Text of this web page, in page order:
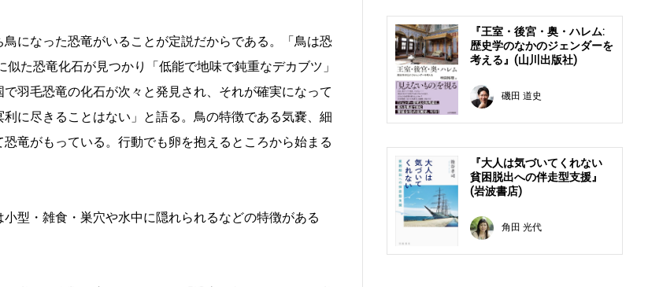
になった恐竜がいることが定説だからである。「鳥は恐
た恐竜化石が見つかり「低能で地味で鈍重なデカブツ」
羽毛恐竜の化石が次々と発見され、それが確実になって
に尽きることはない」と語る。鳥の特徴である気嚢、細
竜がもっている。行動でも卵を抱えるところから始まる
型・雑食・巣穴や水中に隠れられるなどの特徴がある
『王室・後宮・奥・ハレム:
歴史学のなかのジェンダーを
考える』(山川出版社)
磯田 道史
『大人は気づいてくれない
貧困脱出への伴走型支援』
(岩波書店)
角田 光代